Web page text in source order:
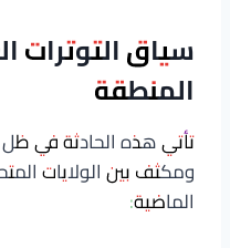
سياق التوترات
المنطقة
تأتي هذه الحادثة في
ومكثف بين الولايات
الماضية: